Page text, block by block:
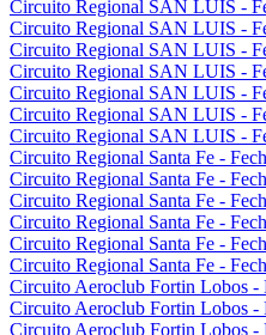
Circuito Regional SAN LUIS -
Circuito Regional SAN LUIS -
Circuito Regional SAN LUIS -
Circuito Regional SAN LUIS -
Circuito Regional SAN LUIS -
Circuito Regional SAN LUIS -
Circuito Regional SAN LUIS -
Circuito Regional Santa Fe -
Circuito Regional Santa Fe -
Circuito Regional Santa Fe -
Circuito Regional Santa Fe -
Circuito Regional Santa Fe -
Circuito Regional Santa Fe -
Circuito Aeroclub Fortin Lobos -
Circuito Aeroclub Fortin Lobos -
Circuito Aeroclub Fortin Lobos -